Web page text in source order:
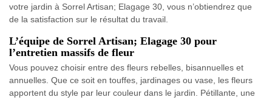
votre jardin à Sorrel Artisan; Elagage 30, vous n’obtiendrez que
de la satisfaction sur le résultat du travail.
L’équipe de Sorrel Artisan; Elagage 30 pour
l’entretien massifs de fleur
Vous pouvez choisir entre des fleurs rebelles, bisannuelles et
annuelles. Que ce soit en touffes, jardinages ou vase, les fleurs
apportent du style par leur couleur dans le jardin. Pétillante, une